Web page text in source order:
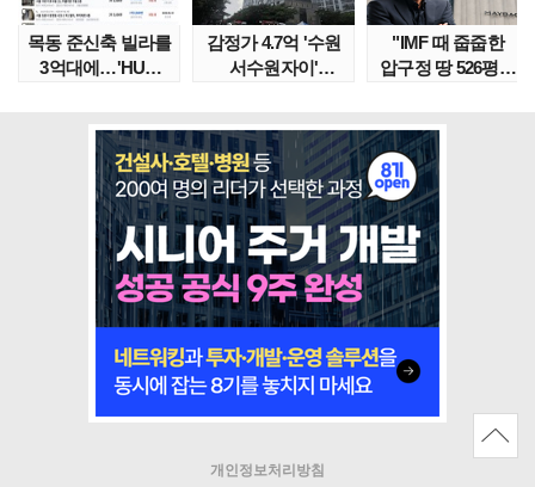
목동 준신축 빌라를
3억대에…'HUG
감정가 4.7억 '수원
서수원자이'
"IMF 때 줍줍한
압구정 땅 526평의
개인정보처리방침